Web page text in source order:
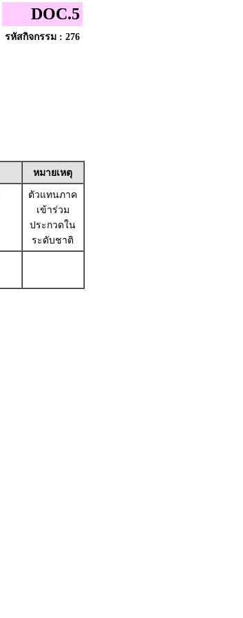
DOC.5
รหัสกิจกรรม : 276
หมายเหตุ
ตัวแทนภาค
เข้าร่วม
ประกวดใน
ระดับชาติ